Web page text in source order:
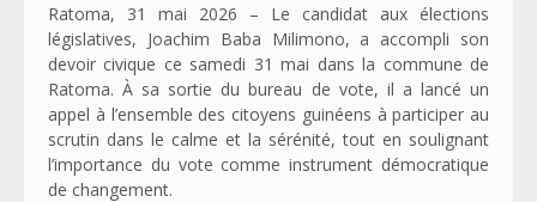
Ratoma, 31 mai 2026 – Le candidat aux élections
législatives, Joachim Baba Milimono, a accompli son
devoir civique ce samedi 31 mai dans la commune de
Ratoma. À sa sortie du bureau de vote, il a lancé un
appel à l’ensemble des citoyens guinéens à participer au
scrutin dans le calme et la sérénité, tout en soulignant
l’importance du vote comme instrument démocratique
de changement.